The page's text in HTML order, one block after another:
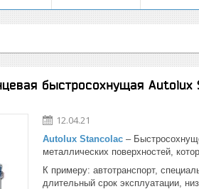
быстросохнущая
12.04.21
Autolux Stancolac –
металлических поверхностей,
К примеру: автотранспорт,
длительный срок эксплуатации,